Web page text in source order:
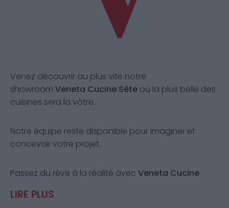
Venez découvrir au plus vite notre
showroom Veneta Cucine Sète où la plus belle des
cuisines sera la vôtre.
Notre équipe reste disponible pour imaginer et
concevoir votre projet.
Passez du rêve à la réalité avec Veneta Cucine
LIRE PLUS